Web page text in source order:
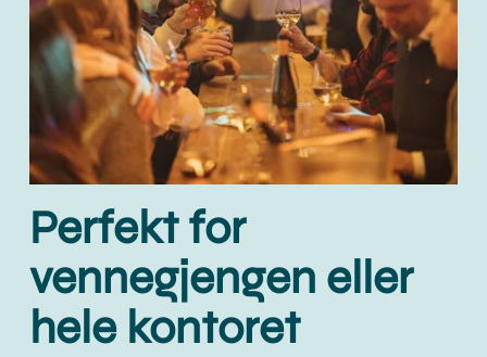
Perfekt for
vennegjengen eller
hele kontoret